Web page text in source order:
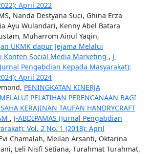
April 2022
Nanda Destyana Suci, Ghina Erza
Ayu Wulandari, Kenny Abel Batara
Muharrom Ainul Yaqin,
UKMK dapur Jejama Melalui
Konten Social Media Marketing , J-
Pengabdian Kepada Masyarakat):
April 2024
PENINGKATAN KINERJA
PELATIHAN PERENCANAAN BAGI
KERAJINAN TAUFAN HANDRYCRAFT
, J-ABDIPAMAS (Jurnal Pengabdian
Vol. 2 No. 1 (2018): April
Chamalah, Meilan Arsanti, Oktarina
Leli Nisfi Setiana, Turahmat Turahmat,